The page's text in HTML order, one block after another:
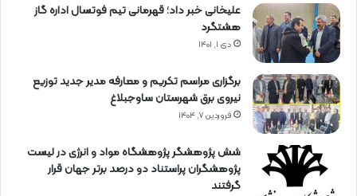
علیخانی خبر داد؛ قهرمانی تیم فوتسال اداره گاز
هشتگرد
دی ۱, ۱۴۰۱
برگزاری مراسم تكریم و معارفه مدیر جدید توزیع
نیروی برق شهرستان ساوجبلاغ
فروردین ۷, ۱۴۰۴
شش پژوهشگر پژوهشگاه مواد و انرژی در لیست
پژوهشگران پراستناد دو درصد برتر جهان قرار
گرفتند